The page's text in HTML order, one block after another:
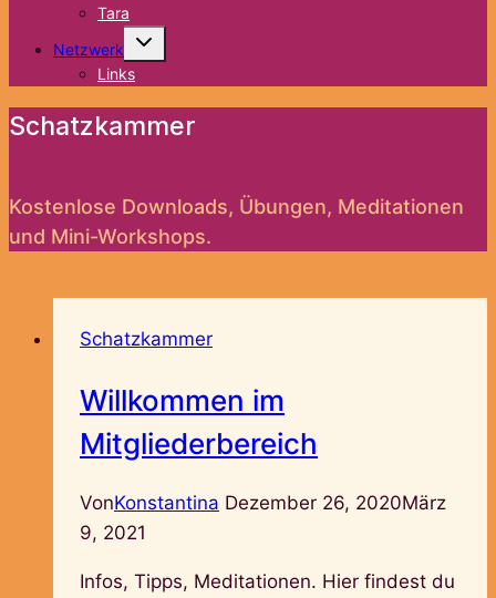
Tara
Netzwerk
Untermenü
Links
Schatzkammer
Kostenlose Downloads, Übungen, Meditationen
und Mini-Workshops.
Schatzkammer
Willkommen im
Mitgliederbereich
VonKonstantina Dezember 26, 2020März
9, 2021
Infos, Tipps, Meditationen. Hier findest du